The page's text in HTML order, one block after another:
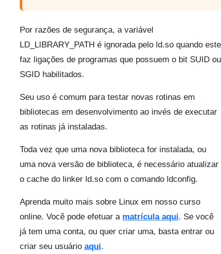
Por razões de segurança, a variável
LD_LIBRARY_PATH é ignorada pelo ld.so quando este
faz ligações de programas que possuem o bit SUID ou
SGID habilitados.
Seu uso é comum para testar novas rotinas em
bibliotecas em desenvolvimento ao invés de executar
as rotinas já instaladas.
Toda vez que uma nova biblioteca for instalada, ou
uma nova versão de biblioteca, é necessário atualizar
o cache do linker ld.so com o comando ldconfig.
Aprenda muito mais sobre Linux em nosso curso
online. Você pode efetuar a matrícula aqui. Se você
já tem uma conta, ou quer criar uma, basta entrar ou
criar seu usuário aqui.